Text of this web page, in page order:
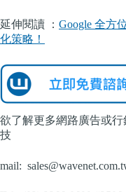
延伸閱讀 ： Google 全方
化策略！
欲了解更多網路廣告或
技
mail: